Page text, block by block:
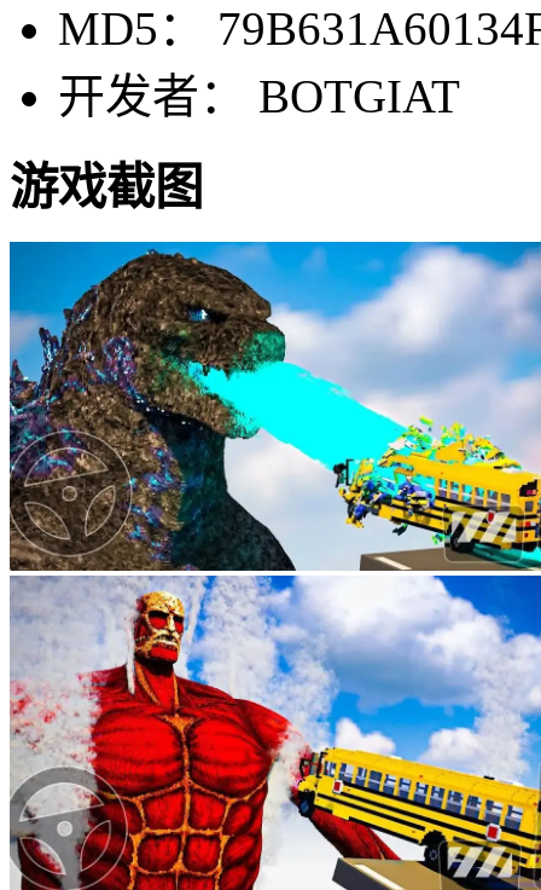
MD5：
开发者： BOTGIAT
游戏截图